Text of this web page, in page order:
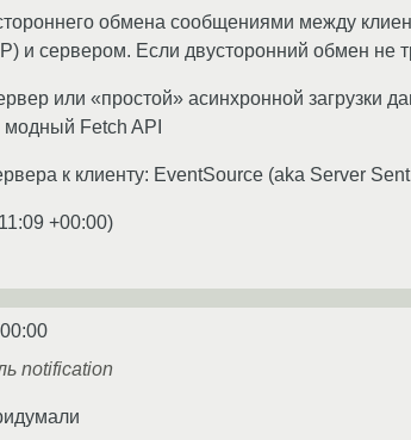
обмена сообщениями между
и сервером. Если двусторонний обмен не
или «простой» асинхронной загрузки
Fetch API
к клиенту: EventSource (aka Server
+00:00)
notification